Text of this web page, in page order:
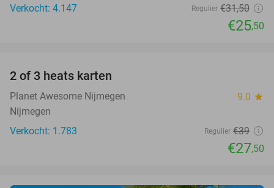
Verkocht: 4.147
Regulier €31,50
€25,50
2 of 3 heats karten
Planet Awesome Nijmegen 9.0 star
Nijmegen
Verkocht: 1.783
Regulier €39
€27,50